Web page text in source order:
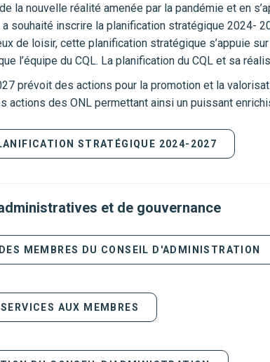
la nouvelle réalité amenée par la pandémie et en
a souhaité inscrire la planification stratégique 2024-
de loisir, cette planification stratégique s’appuie
l’équipe du CQL. La planification du CQL et sa
prévoit des actions pour la promotion et la
actions des ONL permettant ainsi un puissant
STRATÉGIQUE 2024-2027
et de gouvernance
MEMBRES DU CONSEIL D'ADMINISTRATION
AUX MEMBRES